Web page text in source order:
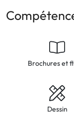
Brochures et
Dessin